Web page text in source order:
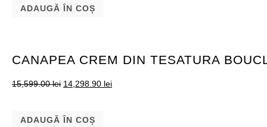
ADAUGĂ ÎN COȘ
CANAPEA CREM DIN TESATURA
15,599.00lei 14,298.90 lei
ADAUGĂ ÎN COȘ